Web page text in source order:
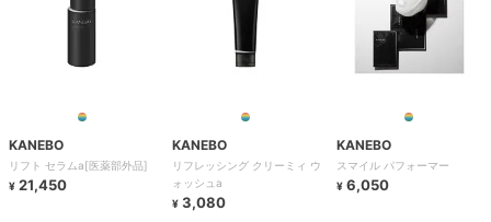
KANEBO
リフト セラムa[医薬部外品]
¥ 21,450
KANEBO
リフレッシング クリーミィ ウ
ォッシュa
¥ 3,080
KANEBO
スマイル パフォーマー
¥ 6,050